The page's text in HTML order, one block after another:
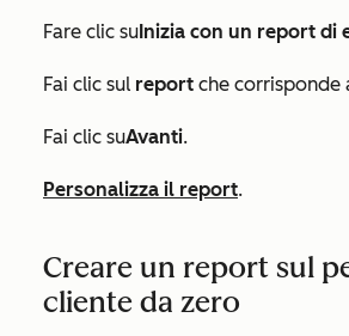
Fare clic suInizia con un report di
Fai clic sul report che
Fai clic suAvanti.
Personalizza il report.
Creare un report sul
cliente da zero